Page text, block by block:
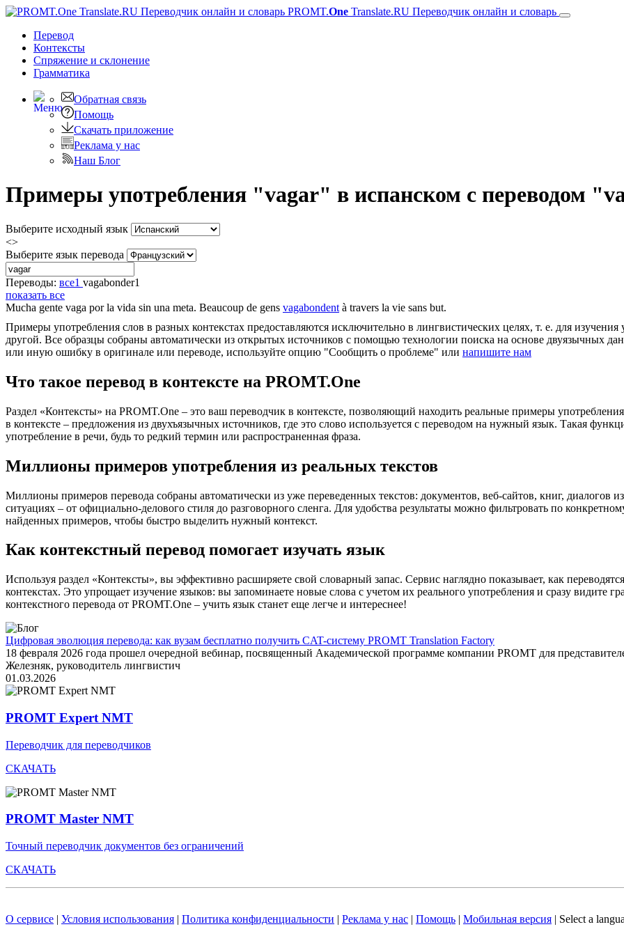
PROMT.One Translate.RU Переводчик онлайн и словарь
Перевод
Контексты
Спряжение и склонение
Грамматика
Обратная связь
Помощь
Скачать приложение
Реклама у нас
Наш Блог
Примеры употребления "vagar" в испанском с переводом
Выберите исходный язык
<>
Выберите язык перевода
Переводы: все1 vagabonder1
показать все
Mucha gente vaga por la vida sin una meta. Beaucoup de gens vagabondent à travers la vie sans but.
Примеры употребления слов в разных контекстах предоставляются исключительно в лингвистических целях, т. е. для
другой. Все образцы собраны автоматически из открытых источников с помощью технологии поиска на основе двуязычных
или иную ошибку в оригинале или переводе, используйте опцию "Сообщить о проблеме" или напишите нам
Что такое перевод в контексте на PROMT.One
Раздел «Контексты» на PROMT.One – это ваш переводчик в контексте, позволяющий находить реальные примеры
в контексте – предложения из двухъязычных источников, где это слово используется с переводом на нужный язык. Такая
употребление в речи, будь то редкий термин или распространенная фраза.
Миллионы примеров употребления из реальных текстов
Миллионы примеров перевода собраны автоматически из уже переведенных текстов: документов, веб-сайтов, книг, диалогов
ситуациях – от официально-делового стиля до разговорного сленга. Для удобства результаты можно фильтровать по
найденных примеров, чтобы быстро выделить нужный контекст.
Как контекстный перевод помогает изучать язык
Используя раздел «Контексты», вы эффективно расширяете свой словарный запас. Сервис наглядно показывает, как
контекстах. Это упрощает изучение языков: вы запоминаете новые слова с учетом их реального употребления и сразу видите
контекстного перевода от PROMT.One – учить язык станет еще легче и интереснее!
Цифровая эволюция перевода: как вузам бесплатно получить CAT-систему PROMT Translation Factory
18 февраля 2026 года прошел очередной вебинар, посвященный Академической программе компании PROMT для
Железняк, руководитель лингвистич
01.03.2026
PROMT Expert NMT
Переводчик для переводчиков
СКАЧАТЬ
PROMT Master NMT
Точный переводчик документов без ограничений
СКАЧАТЬ
О сервисе | Условия использования | Политика конфиденциальности | Реклама у нас | Помощь | Мобильная версия | Select a